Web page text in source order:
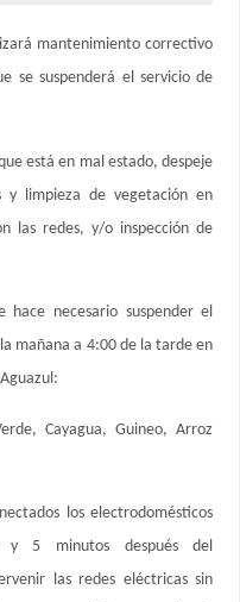
mantenimiento correctivo
se suspenderá el servicio de
está en mal estado, despeje
limpieza de vegetación en
las redes, y/o inspección de
hace necesario suspender el
mañana a 4:00 de la tarde en
Cayagua, Guineo, Arroz
los electrodomésticos
y 5 minutos después del
las redes eléctricas sin